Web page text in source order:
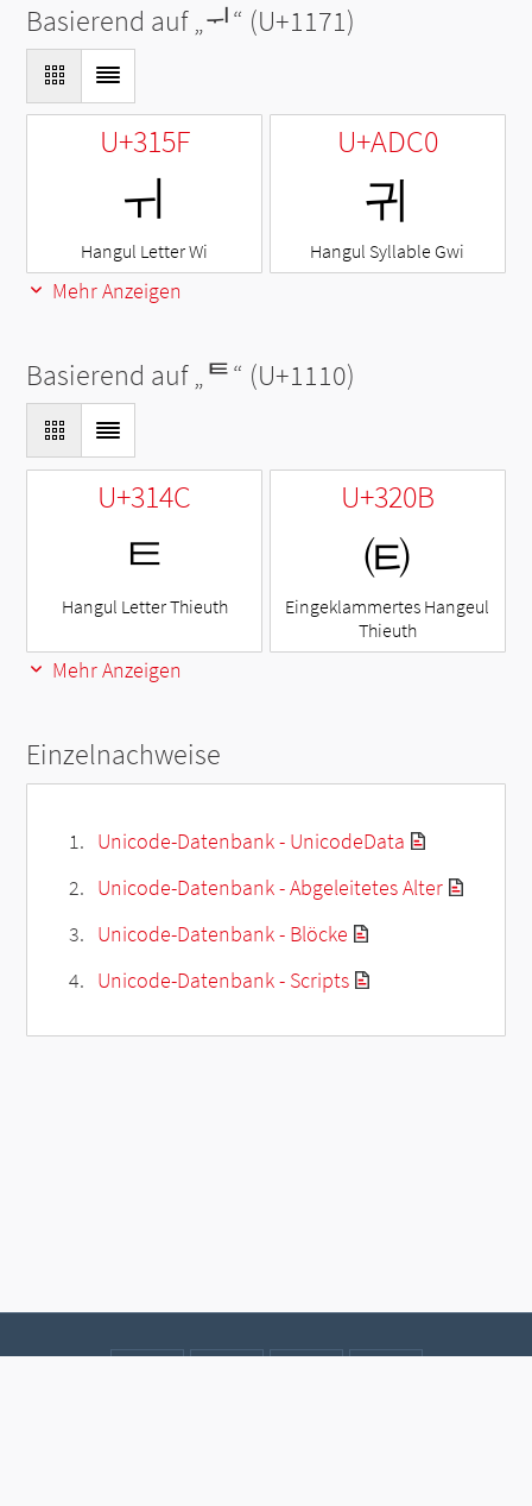
Basierend auf „ᅱ“ (U+1171)
U+315F
ㅟ
Hangul Letter Wi
U+ADC0
귀
Hangul Syllable Gwi
Mehr Anzeigen
Basierend auf „ᄐ“ (U+1110)
U+314C
ㅌ
Hangul Letter Thieuth
U+320B
㈋
Eingeklammertes Hangeul
Thieuth
Mehr Anzeigen
Einzelnachweise
Unicode-Datenbank - UnicodeData
Unicode-Datenbank - Abgeleitetes Alter
Unicode-Datenbank - Blöcke
Unicode-Datenbank - Scripts